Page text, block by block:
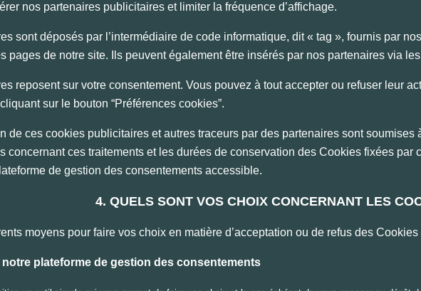
nos partenaires publicitaires et limiter la fréquence d’affichage.
sont déposés par l’intermédiaire de code informatique, dit « tag », fournis par
pages de notre site. Ils peuvent également être insérés par nos partenaires via
reposent sur votre consentement. Vous pouvez à tout accepter ou refuser leur
sur le bouton “Préférences cookies”.
de ces cookies publicitaires et autres traceurs par des partenaires sont
concernant ces traitements et les durées de conservation des Cookies fixées
de gestion des consentements accessible.
4. QUELS SONT VOS CHOIX CONCERNANT LES
moyens pour faire vos choix en matière d’acceptation ou de refus des
plateforme de gestion des consentements